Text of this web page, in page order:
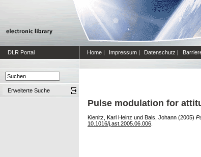
DLR Portal Home | Impressum | Datenschutz |
Erweiterte Suche
Pulse modulation for
Kienitz, Karl Heinz und Bals, Johann (2005)
10.1016/j.ast.2005.06.006